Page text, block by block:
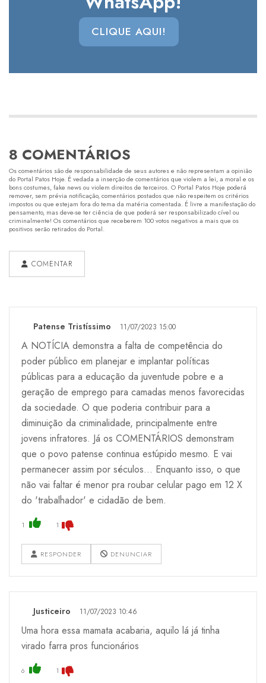
CLIQUE AQUI!
8 COMENTÁRIOS
Os comentários são de responsabilidade de seus autores e não representam a opinião
do Portal Patos Hoje. É vedada a inserção de comentários que violem a lei, a moral e os
bons costumes, fake news ou violem direitos de terceiros. O Portal Patos Hoje poderá
remover, sem prévia notificação, comentários postados que não respeitem os critérios
impostos ou que estejam fora do tema da matéria comentada. É livre a manifestação do
pensamento, mas deve-se ter ciência de que poderá ser responsabilizado cível ou
criminalmente! Os comentários que receberem 100 votos negativos a mais que os
positivos serão retirados do Portal.
COMENTAR
Patense Tristíssimo 11/07/2023 15:00
A NOTÍCIA demonstra a falta de competência do
poder público em planejar e implantar políticas
públicas para a educação da juventude pobre e a
geração de emprego para camadas menos favorecidas
da sociedade. O que poderia contribuir para a
diminuição da criminalidade, principalmente entre
jovens infratores. Já os COMENTÁRIOS demonstram
que o povo patense continua estúpido mesmo. E vai
permanecer assim por séculos... Enquanto isso, o que
não vai faltar é menor pra roubar celular pago em 12 X
do 'trabalhador' e cidadão de bem.
1 1
RESPONDER DENUNCIAR
Justiceiro 11/07/2023 10:46
Uma hora essa mamata acabaria, aquilo lá já tinha
virado farra pros funcionários
6 1